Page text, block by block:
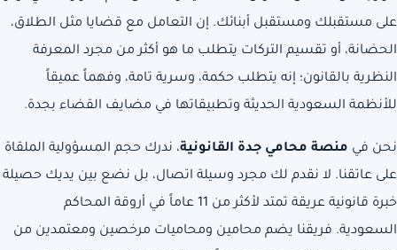
على مستقبلك ومستقبل أبنائك. إن التعامل مع قضايا مثل الطلاق،
الحضانة، أو تقسيم التركات يتطلب ما هو أكثر من مجرد المعرفة
النظرية بالقانون؛ إنه يتطلب حكمة، وسرية تامة، وفهماً عميقاً
للأنظمة السعودية الحديثة وتطبيقاتها في مضايف القضاء بجدة.
نحن في منصة محامي جدة القانونية، ندرك حجم المسؤولية الملقاة
على عاتقنا. لا نقدم لك مجرد وسيلة اتصال، بل نضع بين يديك حصيلة
خبرة قانونية عريقة تمتد لأكثر من 11 عاماً في أروقة المحاكم
السعودية. فريقنا يضم محامين ومحاميات مرخصين ومعتمدين من